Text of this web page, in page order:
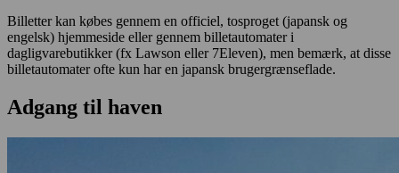
Billetter kan købes gennem en officiel, tosproget (japansk og
engelsk) hjemmeside eller gennem billetautomater i
dagligvarebutikker (fx Lawson eller 7Eleven), men bemærk, at disse
billetautomater ofte kun har en japansk brugergrænseflade.
Adgang til haven